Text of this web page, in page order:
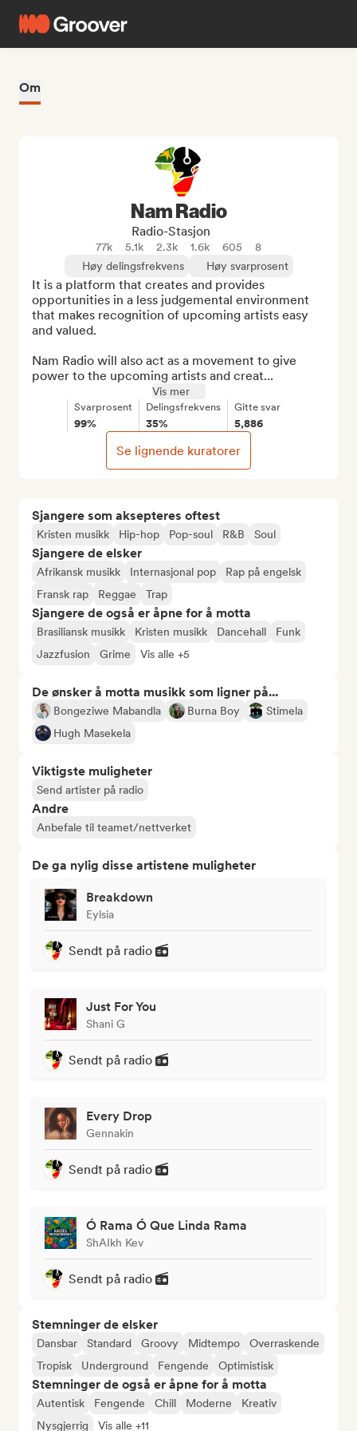
Om
Sjangere som aksepteres oftest
Kristen musikk Hip-hop Pop-soul R&B Soul
Sjangere de elsker
Afrikansk musikk Internasjonal pop
Rap på engelsk
Fransk rap
Reggae Trap
Sjangere de også er åpne for å motta
Brasiliansk musikk Kristen musikk Dancehall
Funk
Jazzfusion
Grime Vis alle +5
De ønsker å motta musikk som ligner på...
Bongeziwe Mabandla Burna Boy
Stimela
Hugh Masekela
Viktigste muligheter
Send artister på radio
Andre
Anbefale til teamet/nettverket
De ga nylig disse artistene muligheter
Breakdown
Eylsia
Sendt på radio
Just For You
Shani G
Sendt på radio
Every Drop
Gennakin
Sendt på radio
Ó Rama Ó Que Linda Rama
ShAIkh Kev
Sendt på radio
Stemninger de elsker
Dansbar Standard Groovy Midtempo
Overraskende
Tropisk
Underground Fengende Optimistisk
Stemninger de også er åpne for å motta
Autentisk Fengende Chill Moderne
Kreativ
Nysgjerrig
Vis alle +11
Nam Radio
Radio-Stasjon
77k 5.1k 2.3k 1.6k 605
8
Høy delingsfrekvens
Høy svarprosent
It is a platform that creates and provides
opportunities in a less judgemental environment
that makes recognition of upcoming artists easy
and valued.
Nam Radio will also act as a movement to give
power to the upcoming artists and creat...
Vis mer
Svarprosent
99%
Delingsfrekvens
35%
Gitte svar
5,886
Se lignende kuratorer